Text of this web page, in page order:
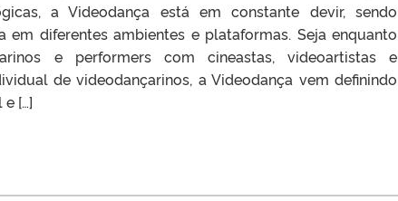
a Videodança está em constante devir, sendo
em diferentes ambientes e plataformas. Seja enquanto
e performers com cineastas, videoartistas e
de videodançarinos, a Videodança vem definindo
[…]